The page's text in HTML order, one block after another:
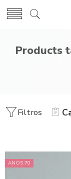
Products
Filtros
ANOS 70